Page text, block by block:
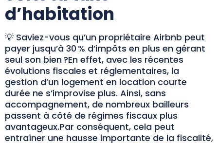
d’habitation
💡 Saviez-vous qu’un propriétaire Airbnb peut
payer jusqu’à 30 % d’impôts en plus en gérant
seul son bien ?En effet, avec les récentes
évolutions fiscales et réglementaires, la
gestion d’un logement en location courte
durée ne s’improvise plus. Ainsi, sans
accompagnement, de nombreux bailleurs
passent à côté de régimes fiscaux plus
avantageux.Par conséquent, cela peut
entraîner une hausse importante de la fiscalité,